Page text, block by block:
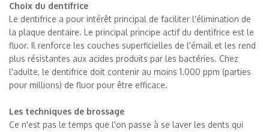
Choix du dentifrice
Le dentifrice a pour intérêt principal de faciliter l'élimination de
la plaque dentaire. Le principal principe actif du dentifrice est le
fluor. Il renforce les couches superficielles de l'émail et les rend
plus résistantes aux acides produits par les bactéries. Chez
l'adulte, le dentifrice doit contenir au moins 1.000 ppm (parties
pour millions) de fluor pour être efficace.
Les techniques de brossage
Ce n'est pas le temps que l'on passe à se laver les dents qui